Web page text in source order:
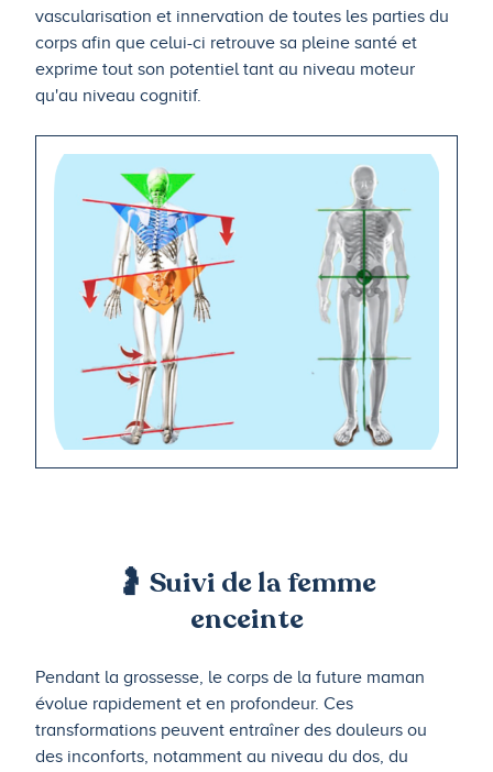
vascularisation et innervation de toutes les parties du
corps afin que celui-ci retrouve sa pleine santé et
exprime tout son potentiel tant au niveau moteur
qu'au niveau cognitif.
🤰 Suivi de la femme
enceinte
Pendant la grossesse, le corps de la future maman
évolue rapidement et en profondeur. Ces
transformations peuvent entraîner des douleurs ou
des inconforts, notamment au niveau du dos, du